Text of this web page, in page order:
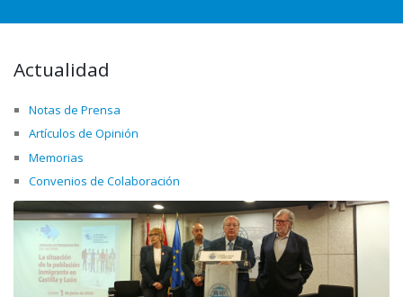
Actualidad
Notas de Prensa
Artículos de Opinión
Memorias
Convenios de Colaboración